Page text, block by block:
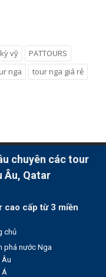
vỹ
PATTOURS
nga
tour nga giá rẻ
chuyên các tour
Âu, Qatar
cao cấp từ 3 miền
chủ
phá nước Nga
Âu
Á